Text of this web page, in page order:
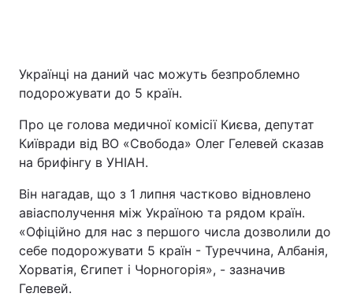
Українці на даний час можуть безпроблемно
подорожувати до 5 країн.
Про це голова медичної комісії Києва, депутат
Київради від ВО «Свобода» Олег Гелевей сказав
на брифінгу в УНІАН.
Він нагадав, що з 1 липня частково відновлено
авіасполучення між Україною та рядом країн.
«Офіційно для нас з першого числа дозволили до
себе подорожувати 5 країн - Туреччина, Албанія,
Хорватія, Єгипет і Чорногорія», - зазначив
Гелевей.